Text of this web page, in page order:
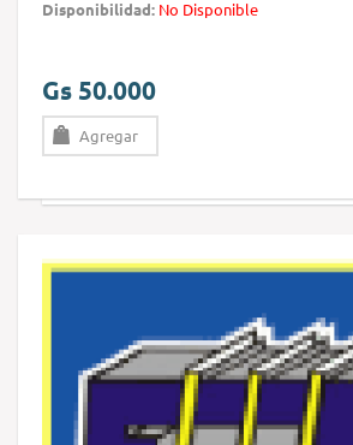
Disponibilidad: No Disponible
Gs 50.000
Agregar